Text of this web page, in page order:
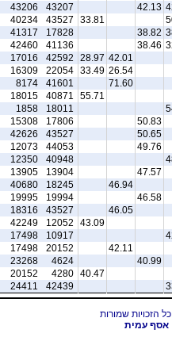
42.13
43207
43206
33.81
43527
40234
38.82
17828
41317
38.46
41136
42460
42.01
28.97
42592
17016
26.54
33.49
22054
16309
71.60
41601
8174
55.71
40871
18015
18011
1858
50.83
17806
15308
50.65
43527
42626
49.76
44053
12073
40948
12350
47.57
13904
13905
46.94
18245
40680
46.58
19994
19995
46.05
43527
18316
43.09
12052
42249
10917
17498
42.11
20152
17498
40.99
4624
23268
40.47
4280
20152
42439
24411
אסף עמית